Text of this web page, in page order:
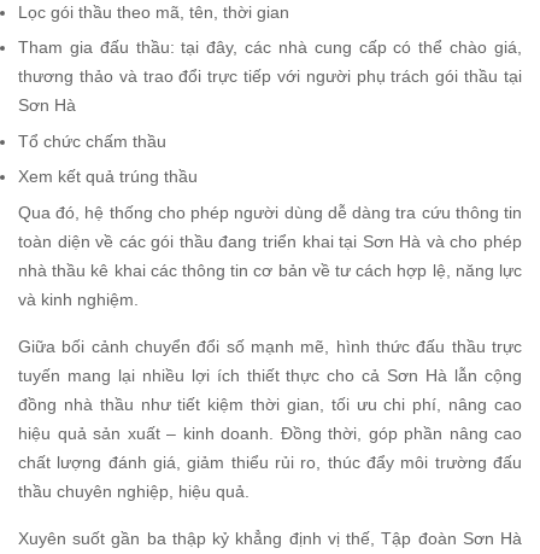
Lọc gói thầu theo mã, tên, thời gian
Tham gia đấu thầu: tại đây, các nhà cung cấp có thể chào giá,
thương thảo và trao đổi trực tiếp với người phụ trách gói thầu tại
Sơn Hà
Tổ chức chấm thầu
Xem kết quả trúng thầu
Qua đó, hệ thống cho phép người dùng dễ dàng tra cứu thông tin
toàn diện về các gói thầu đang triển khai tại Sơn Hà và cho phép
nhà thầu kê khai các thông tin cơ bản về tư cách hợp lệ, năng lực
và kinh nghiệm.
Giữa bối cảnh chuyển đổi số mạnh mẽ, hình thức đấu thầu trực
tuyến mang lại nhiều lợi ích thiết thực cho cả Sơn Hà lẫn cộng
đồng nhà thầu như tiết kiệm thời gian, tối ưu chi phí, nâng cao
hiệu quả sản xuất – kinh doanh. Đồng thời, góp phần nâng cao
chất lượng đánh giá, giảm thiểu rủi ro, thúc đẩy môi trường đấu
thầu chuyên nghiệp, hiệu quả.
Xuyên suốt gần ba thập kỷ khẳng định vị thế, Tập đoàn Sơn Hà